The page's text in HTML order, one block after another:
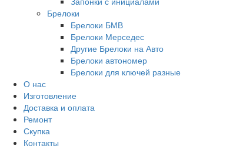
Брелоки
Брелоки БМВ
Брелоки Мерседес
Другие Брелоки на Авто
Брелоки автономер
Брелоки для ключей разные
О нас
Изготовление
Доставка и оплата
Ремонт
Скупка
Контакты